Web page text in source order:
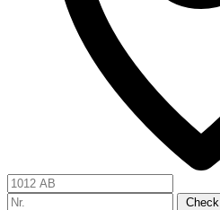
Check